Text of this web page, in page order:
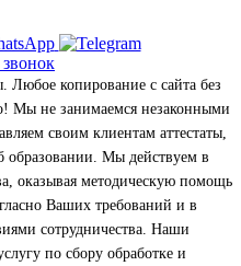
звонок
копирование с сайта без
Мы не занимаемся незаконными
своим клиентам аттестаты,
Мы действуем в
оказывая методическую помощь
Ваших требований и в
сотрудничества. Наши
по сбору обработке и